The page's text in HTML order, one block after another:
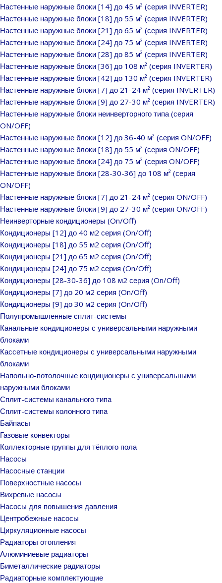
Настенные наружные блоки [14] до 45 м² (серия INVERTER)
Настенные наружные блоки [18] до 55 м² (серия INVERTER)
Настенные наружные блоки [21] до 65 м² (серия INVERTER)
Настенные наружные блоки [24] до 75 м² (серия INVERTER)
Настенные наружные блоки [28] до 85 м² (серия INVERTER)
Настенные наружные блоки [36] до 108 м² (серия INVERTER)
Настенные наружные блоки [42] до 130 м² (серия INVERTER)
Настенные наружные блоки [7] до 21-24 м² (серия INVERTER)
Настенные наружные блоки [9] до 27-30 м² (серия INVERTER)
Настенные наружные блоки неинверторного типа (серия
ON/OFF)
Настенные наружные блоки [12] до 36-40 м² (серия ON/OFF)
Настенные наружные блоки [18] до 55 м² (серия ON/OFF)
Настенные наружные блоки [24] до 75 м² (серия ON/OFF)
Настенные наружные блоки [28-30-36] до 108 м² (серия
ON/OFF)
Настенные наружные блоки [7] до 21-24 м² (серия ON/OFF)
Настенные наружные блоки [9] до 27-30 м² (серия ON/OFF)
Неинверторные кондиционеры (On/Off)
Кондиционеры [12] до 40 м2 серия (On/Off)
Кондиционеры [18] до 55 м2 серия (On/Off)
Кондиционеры [21] до 65 м2 серия (On/Off)
Кондиционеры [24] до 75 м2 серия (On/Off)
Кондиционеры [28-30-36] до 108 м2 серия (On/Off)
Кондиционеры [7] до 20 м2 серия (On/Off)
Кондиционеры [9] до 30 м2 серия (On/Off)
Полупромышленные сплит-системы
Канальные кондиционеры с универсальными наружными
блоками
Кассетные кондиционеры с универсальными наружными
блоками
Напольно-потолочные кондиционеры с универсальными
наружными блоками
Сплит-системы канального типа
Сплит-системы колонного типа
Байпасы
Газовые конвекторы
Коллекторные группы для тёплого пола
Насосы
Насосные станции
Поверхностные насосы
Вихревые насосы
Насосы для повышения давления
Центробежные насосы
Циркуляционные насосы
Радиаторы отопления
Алюминиевые радиаторы
Биметаллические радиаторы
Радиаторные комплектующие